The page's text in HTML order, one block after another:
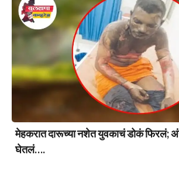
मेहकरात दारूच्या नशेत युवकाचं डोकं फिरलं;
घेतलं….